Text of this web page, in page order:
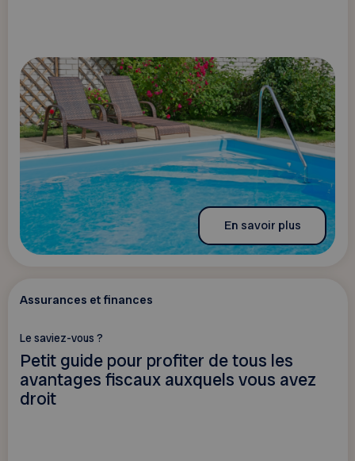
En savoir plus
Assurances et finances
Le saviez-vous ?
Petit guide pour profiter de tous les
avantages fiscaux auxquels vous avez
droit